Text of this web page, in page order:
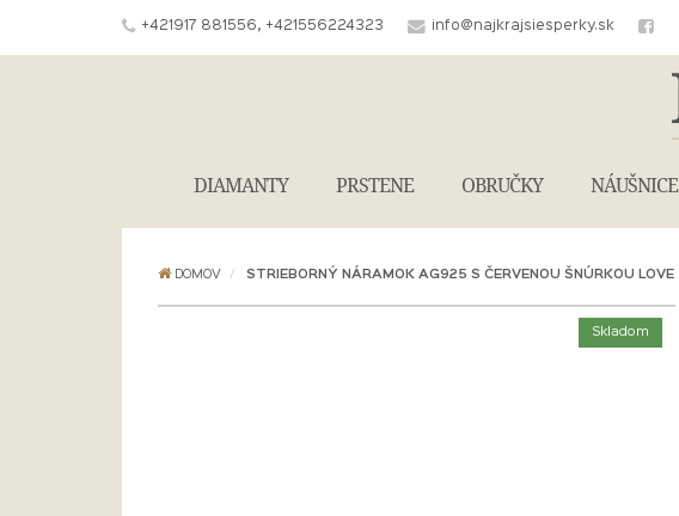
+421917 881556, +421556224323 info@najkrajsiesperky.sk
DIAMANTY PRSTENE OBRUČKY NÁUŠNICE
DOMOV STRIEBORNÝ NÁRAMOK AG925 S ČERVENOU ŠNÚRKOU LOVE
Skladom